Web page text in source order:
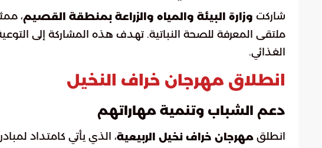
شاركت وزارة البيئة والمياه والزراعة بمنطقة القصيم،
ملتقى المعرفة للصحة النباتية. تهدف هذه المشاركة إلى
الغذائي.
انطلاق مهرجان خراف النخيل
دعم الشباب وتنمية مهاراتهم
انطلق مهرجان خراف نخيل الربيعية، الذي يأتي كامتداد